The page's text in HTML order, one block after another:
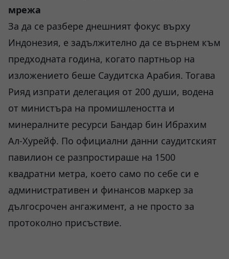
мрежа
За да се разбере днешният фокус върху
Индонезия, е задължително да се върнем към
предходната година, когато партньор на
изложението беше Саудитска Арабия. Тогава
Рияд изпрати делегация от 200 души, водена
от министъра на промишлеността и
минералните ресурси Бандар бин Ибрахим
Ал-Хурейф. По официални данни саудитският
павилион се разпростираше на 1500
квадратни метра, което само по себе си е
административен и финансов маркер за
дългосрочен ангажимент, а не просто за
протоколно присъствие.